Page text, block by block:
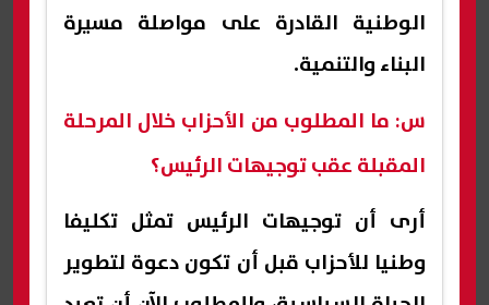
الوطنية القادرة على مواصلة مسيرة
البناء والتنمية.
س: ما المطلوب من الأحزاب خلال المرحلة
المقبلة عقب توجيهات الرئيس؟
أرى أن توجيهات الرئيس تمثل تكليفا
وطنيا للأحزاب قبل أن تكون دعوة لتطوير